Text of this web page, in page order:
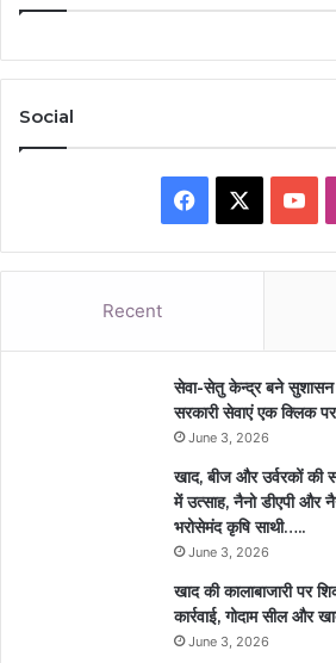
Social
Facebook
Recent
सेवा-सेतु केन्द्र बने
सरकारी सेवाएं एक क्लिक
June 3, 2026
खाद, बीज और उर्वरकों की
में उत्साह, नैनो डीएपी और
भरोसेमंद कृषि साथी…..
June 3, 2026
खाद की कालाबाजारी पर
कार्रवाई, गोदाम सील और
June 3, 2026